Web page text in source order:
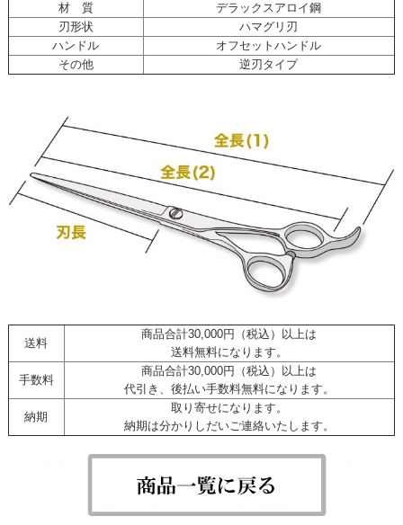
材 質
デラックスアロイ鋼
刃形状
ハマグリ刃
ハンドル
オフセットハンドル
その他
逆刃タイプ
送料
商品合計30,000円（税込）以上は
送料無料になります。
手数料
商品合計30,000円（税込）以上は
代引き、後払い手数料無料になります。
納期
取り寄せになります。
納期は分かりしだいご連絡いたします。